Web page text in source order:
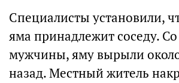
Специалисты установили,
яма принадлежит соседу. Со
мужчины, яму вырыли
назад. Местный житель